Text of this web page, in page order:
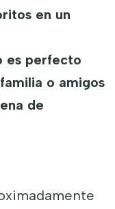
en un
es perfecto
o amigos
de